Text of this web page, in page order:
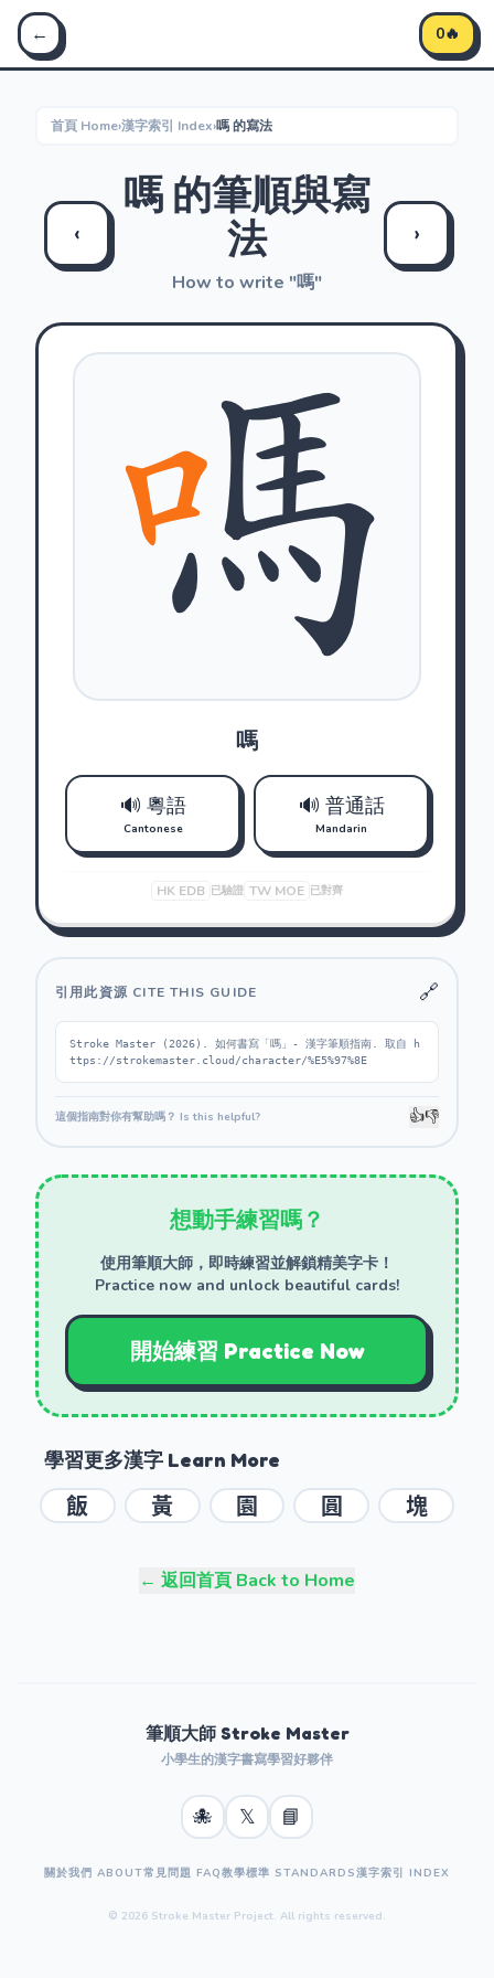
Stroke Master 筆順大師 - 學習中文筆順
←
0🔥
首頁 Home›漢字索引 Index›嗎 的寫法
‹
嗎 的筆順與寫
法
How to write "嗎"
›
嗎
🔊 粵語
Cantonese
🔊 普通話
Mandarin
HK EDB 已驗證 TW MOE 已對齊
引用此資源 CITE THIS GUIDE 🔗
Stroke Master (2026). 如何書寫「嗎」- 漢字筆順指南. 取自 h
ttps://strokemaster.cloud/character/%E5%97%8E
這個指南對你有幫助嗎？ Is this helpful? 👍👎
想動手練習嗎？
使用筆順大師，即時練習並解鎖精美字卡！
Practice now and unlock beautiful cards!
開始練習 Practice Now
學習更多漢字 Learn More
飯 黃 園 圓 塊
← 返回首頁 Back to Home
筆順大師 Stroke Master
小學生的漢字書寫學習好夥伴
🐙 𝕏 📘
關於我們 ABOUT常見問題 FAQ教學標準 STANDARDS漢字索引 INDEX
© 2026 Stroke Master Project. All rights reserved.